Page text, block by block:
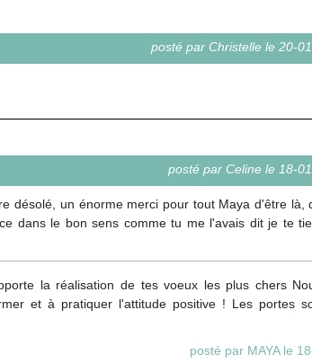
posté par Christelle le 20-
posté par Celine le 18-
désolé, un énorme merci pour tout Maya d'être là,
dans le bon sens comme tu me l'avais dit je te
la réalisation de tes voeux les plus chers
et à pratiquer l'attitude positive ! Les portes
posté par MAYA le